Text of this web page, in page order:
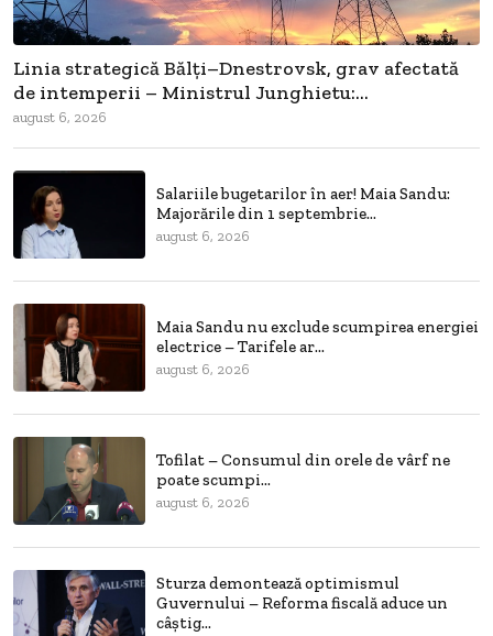
Linia strategică Bălți–Dnestrovsk, grav afectată
de intemperii – Ministrul Junghietu:...
august 6, 2026
Salariile bugetarilor în aer! Maia Sandu:
Majorările din 1 septembrie...
august 6, 2026
Maia Sandu nu exclude scumpirea energiei
electrice – Tarifele ar...
august 6, 2026
Tofilat – Consumul din orele de vârf ne
poate scumpi...
august 6, 2026
Sturza demontează optimismul
Guvernului – Reforma fiscală aduce un
câștig...